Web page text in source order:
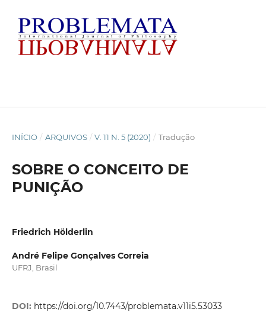
INÍCIO / ARQUIVOS / V. 11 N. 5 (2020) / Tradução
SOBRE O CONCEITO DE
PUNIÇÃO
Friedrich Hölderlin
André Felipe Gonçalves Correia
UFRJ, Brasil
DOI: https://doi.org/10.7443/problemata.v11i5.53033